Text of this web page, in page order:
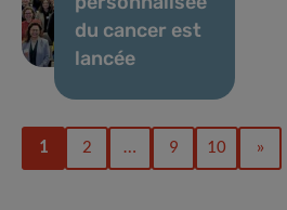
du cancer est
lancée
1 2 … 9 10 »